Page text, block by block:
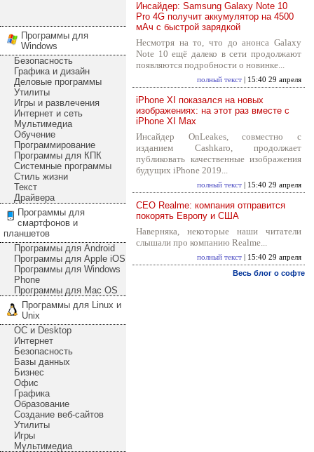
Программы для
Windows
Безопасность
Графика и дизайн
Деловые программы
Утилиты
Игры и развлечения
Интернет и сеть
Мультимедиа
Обучение
Программирование
Программы для КПК
Системные программы
Стиль жизни
Текст
Драйвера
Программы для
смартфонов и
планшетов
Программы для Android
Программы для Apple iOS
Программы для Windows
Phone
Программы для Mac OS
Программы для Linux и
Unix
ОС и Desktop
Интернет
Безопасность
Базы данных
Бизнес
Офис
Графика
Образование
Создание веб-сайтов
Утилиты
Игры
Мультимедиа
Инсайдер: Samsung Galaxy Note 10
Pro 4G получит аккумулятор на 4500
мАч с быстрой зарядкой
Несмотря на то, что до анонса Galaxy
Note 10 ещё далеко в сети продолжают
появляются подробности о новинке...
полный текст | 15:40 29 апреля
iPhone XI показался на новых
изображениях: на этот раз вместе с
iPhone XI Max
Инсайдер OnLeakes, совместно с
изданием Cashkaro, продолжает
публиковать качественные изображения
будущих iPhone 2019...
полный текст | 15:40 29 апреля
CEO Realme: компания отправится
покорять Европу и США
Наверняка, некоторые наши читатели
слышали про компанию Realme...
полный текст | 15:40 29 апреля
Весь блог о софте